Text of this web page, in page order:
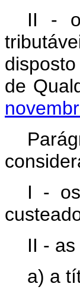
II -
de
I -
II -
a) a